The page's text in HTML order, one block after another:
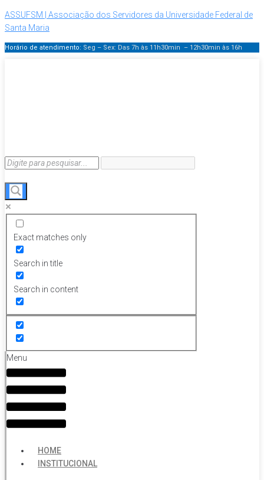
ASSUFSM | Associação dos Servidores da Universidade Federal de
Santa Maria
Horário de atendimento: Seg – Sex: Das 7h às 11h30min – 12h30min às 16h
Exact matches only
Search in title
Search in content
Menu
HOME
INSTITUCIONAL